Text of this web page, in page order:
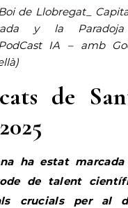
de Llobregat_
y la
IA – amb
de
ha estat
de talent
crucials per al